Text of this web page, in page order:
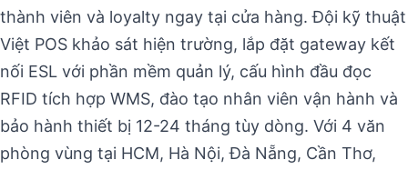
thành viên và loyalty ngay tại cửa hàng. Đội kỹ thuật
Việt POS khảo sát hiện trường, lắp đặt gateway kết
nối ESL với phần mềm quản lý, cấu hình đầu đọc
RFID tích hợp WMS, đào tạo nhân viên vận hành và
bảo hành thiết bị 12-24 tháng tùy dòng. Với 4 văn
phòng vùng tại HCM, Hà Nội, Đà Nẵng, Cần Thơ,